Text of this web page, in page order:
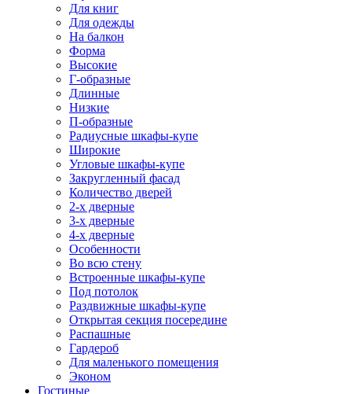
Для книг
Для одежды
На балкон
Форма
Высокие
Г-образные
Длинные
Низкие
П-образные
Радиусные шкафы-купе
Широкие
Угловые шкафы-купе
Закругленный фасад
Количество дверей
2-х дверные
3-х дверные
4-х дверные
Особенности
Во всю стену
Встроенные шкафы-купе
Под потолок
Раздвижные шкафы-купе
Открытая секция посередине
Распашные
Гардероб
Для маленького помещения
Эконом
Гостиные